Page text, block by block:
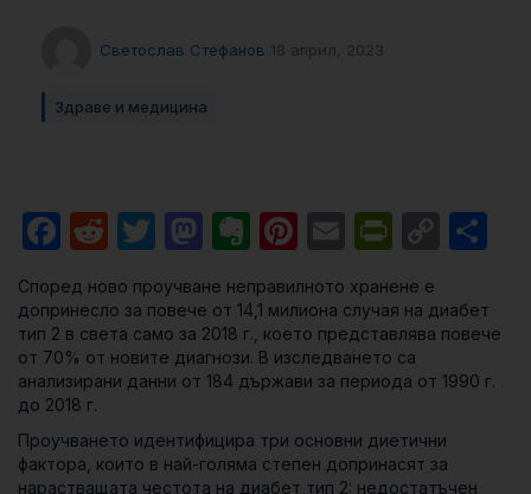
Светослав Стефанов 18 април, 2023
Здраве и медицина
Facebook
RedditTwitter
Mastodon
Evernote
Pinterest
Email
Според ново проучване неправилното хранене е
допринесло за повече от 14,1 милиона случая на диабет
тип 2 в света само за 2018 г., което представлява повече
от 70% от новите диагнози. В изследването са
анализирани данни от 184 държави за периода от 1990 г.
до 2018 г.
Проучването идентифицира три основни диетични
фактора, които в най-голяма степен допринасят за
нарастващата честота на диабет тип 2: недостатъчен